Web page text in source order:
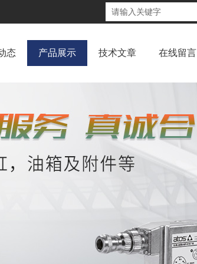
态 产品展示 技术文章 在线留言